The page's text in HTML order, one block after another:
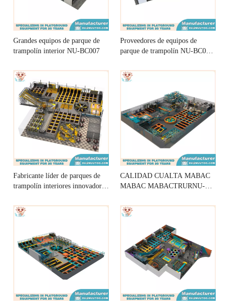
Grandes equipos de parque de
trampolín interior NU-BC007
Proveedores de equipos de
parque de trampolín NU-BC013
BC013
Fabricante líder de parques de
trampolín interiores innovadores
CALIDAD CUALTA MABAC
MABAC MABACTRURNU-